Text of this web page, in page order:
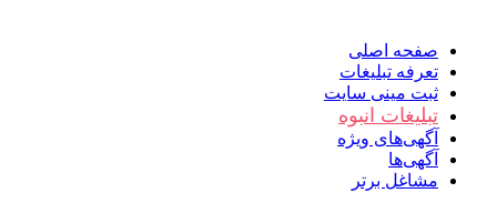
صفحه اصلی
تعرفه تبلیغات
ثبت مینی سایت
تبلیغات انبوه
آگهی‌های ویژه
آگهی‌ها
مشاغل برتر